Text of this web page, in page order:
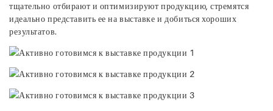
тщательно отбирают и оптимизируют продукцию, стремятся
идеально представить ее на выставке и добиться хороших
результатов.